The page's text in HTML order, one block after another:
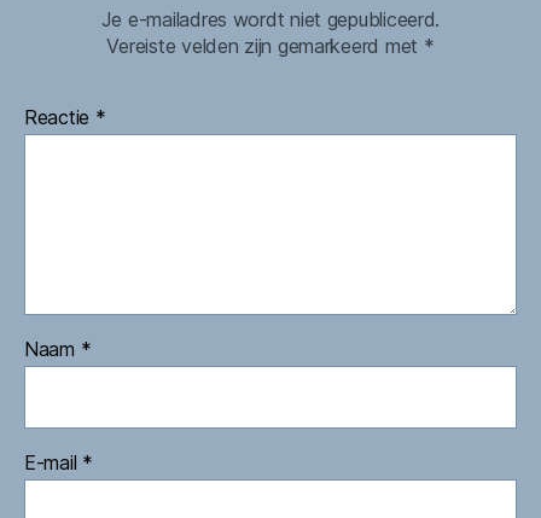
Je e-mailadres wordt niet gepubliceerd.
Vereiste velden zijn gemarkeerd met *
Reactie *
Naam *
E-mail *